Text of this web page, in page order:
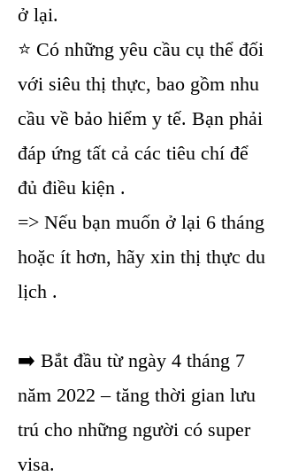
ở lại.
⭐ Có những yêu cầu cụ thể đối
với siêu thị thực, bao gồm nhu
cầu về bảo hiểm y tế. Bạn phải
đáp ứng tất cả các tiêu chí để
đủ điều kiện .
=> Nếu bạn muốn ở lại 6 tháng
hoặc ít hơn, hãy xin thị thực du
lịch .
➡️ Bắt đầu từ ngày 4 tháng 7
năm 2022 – tăng thời gian lưu
trú cho những người có super
visa.